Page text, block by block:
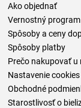
Ako objednať
Vernostný
Spôsoby a ceny
Spôsoby platby
Prečo nakupovať u
Nastavenie cookies
Obchodné
Starostlivosť o